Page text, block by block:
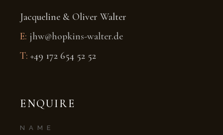
Jacqueline & Oliver Walter
E: jhw@hopkins-walter.de
T: +49 172 654 52 52
ENQUIRE